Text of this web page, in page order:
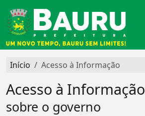
Início Acesso à Informação
Acesso à Informação
sobre o governo